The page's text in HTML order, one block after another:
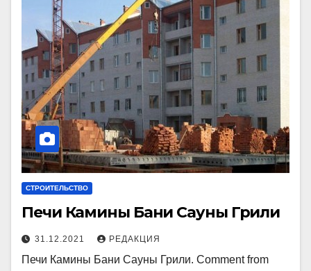
СТРОИТЕЛЬСТВО
Печи Камины Бани Сауны Грили
31.12.2021 РЕДАКЦИЯ
Печи Камины Бани Сауны Грили. Comment from